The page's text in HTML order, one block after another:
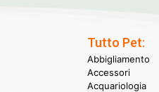
Tutto Pet:
Abbigliamento
Accessori
Acquariologia